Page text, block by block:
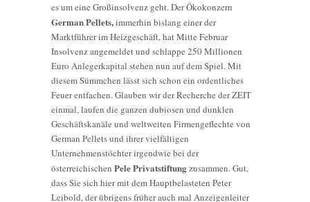
es um eine Großinsolvenz geht. Der Ökokonzern
German Pellets,immerhin bislang einer der
Marktführer im Heizgeschäft, hat Mitte Februar
Insolvenz angemeldet und schlappe 250 Millionen
Euro Anlegerkapital stehen nun auf dem Spiel. Mit
diesem Sümmchen lässt sich schon ein ordentliches
Feuer entfachen. Glauben wir der Recherche der ZEIT
einmal, laufen die ganzen dubiosen und dunklen
Geschäftskanäle und weltweiten Firmengeflechte von
German Pellets und ihrer vielfältigen
Unternehmenstöchter irgendwie bei der
österreichischen Pele Privatstiftungzusammen. Gut,
dass Sie sich hier mit dem Hauptbelasteten Peter
Leibold, der übrigens früher auch mal Anzeigenleiter